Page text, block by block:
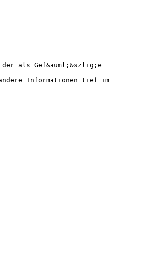
der als Gef&auml;&szlig;e
Informationen tief im